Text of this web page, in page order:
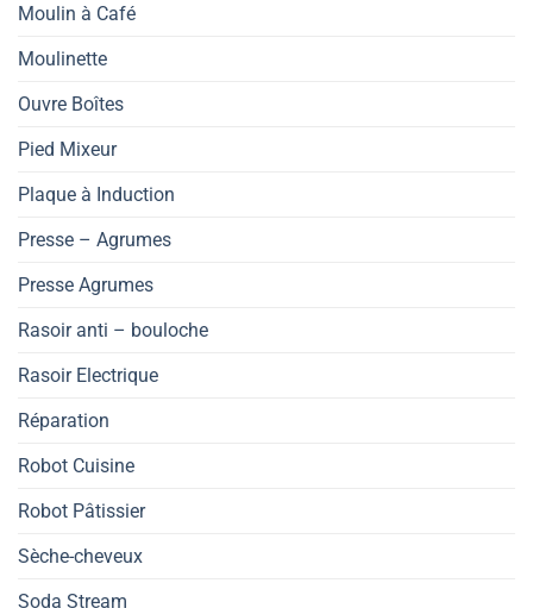
Moulin à Café
Moulinette
Ouvre Boîtes
Pied Mixeur
Plaque à Induction
Presse – Agrumes
Presse Agrumes
Rasoir anti – bouloche
Rasoir Electrique
Réparation
Robot Cuisine
Robot Pâtissier
Sèche-cheveux
Soda Stream